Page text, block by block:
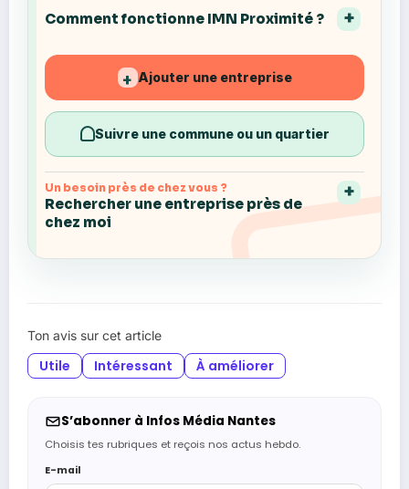
Comment fonctionne IMN Proximité ?
+ Ajouter une entreprise
Suivre une commune ou un quartier
Un besoin près de chez vous ?
Rechercher une entreprise près de
chez moi
Ton avis sur cet article
Utile Intéressant À améliorer
S’abonner à Infos Média Nantes
Choisis tes rubriques et reçois nos actus hebdo.
E-mail